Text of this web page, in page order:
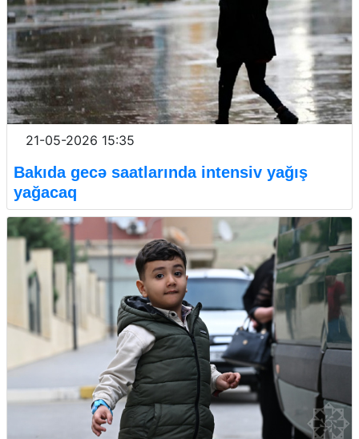
21-05-2026 15:35
Bakıda gecə saatlarında intensiv yağış
yağacaq